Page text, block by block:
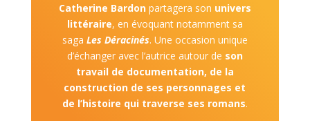
Catherine Bardonpartagera son univers
littéraire, en évoquant notamment sa
saga Les Déracinés. Une occasion unique
d’échanger avec l’autrice autour de son
travail de documentation, de la
construction de ses personnages et
de l’histoire qui traverse ses romans.